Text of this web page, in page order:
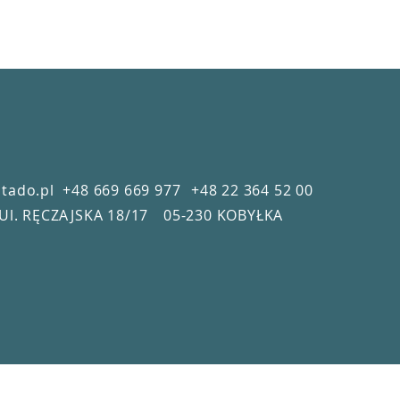
+48 669 669 977 +48 22 364 52 00
RĘCZAJSKA 18/17
05-230 KOBYŁKA